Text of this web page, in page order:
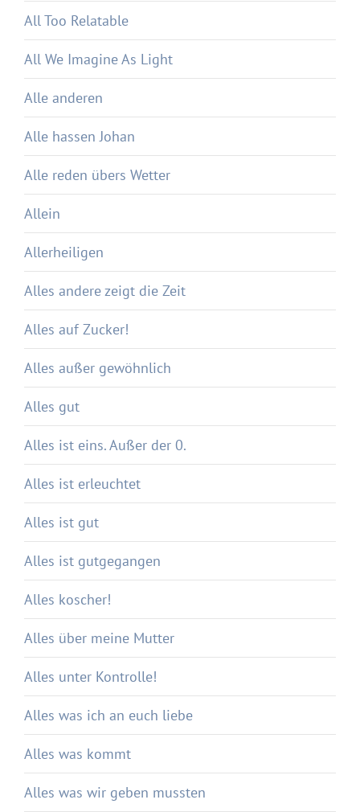
All Too Relatable
All We Imagine As Light
Alle anderen
Alle hassen Johan
Alle reden übers Wetter
Allein
Allerheiligen
Alles andere zeigt die Zeit
Alles auf Zucker!
Alles außer gewöhnlich
Alles gut
Alles ist eins. Außer der 0.
Alles ist erleuchtet
Alles ist gut
Alles ist gutgegangen
Alles koscher!
Alles über meine Mutter
Alles unter Kontrolle!
Alles was ich an euch liebe
Alles was kommt
Alles was wir geben mussten